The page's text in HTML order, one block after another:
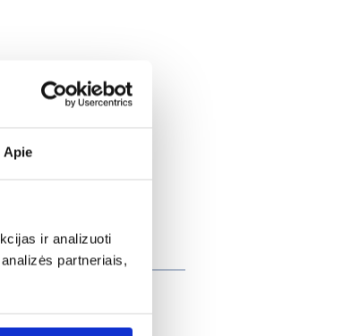
Apie
ir analizuoti
partneriais,